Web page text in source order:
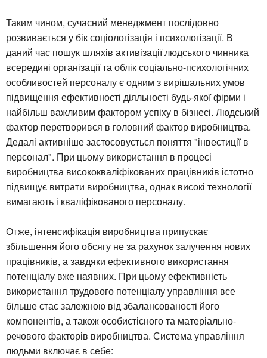
Таким чином, сучасний менеджмент послідовно
розвивається у бік соціологізація і психологізації. В
даний час пошук шляхів активізації людського чинника
всередині організації та облік соціально-психологічних
особливостей персоналу є одним з вирішальних умов
підвищення ефективності діяльності будь-якої фірми і
найбільш важливим фактором успіху в бізнесі. Людський
фактор перетворився в головний фактор виробництва.
Дедалі активніше застосовується поняття "інвестиції в
персонал". При цьому використання в процесі
виробництва висококваліфікованих працівників істотно
підвищує витрати виробництва, однак високі технології
вимагають і кваліфікованого персоналу.
Отже, інтенсифікація виробництва припускає
збільшення його обсягу не за рахунок залучення нових
працівників, а завдяки ефективного використання
потенціалу вже наявних. При цьому ефективність
використання трудового потенціалу управління все
більше стає залежною від збалансованості його
компонентів, а також особистісного та матеріально-
речового факторів виробництва. Система управління
людьми включає в себе: